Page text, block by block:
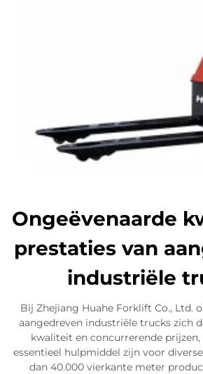
Ongeëvenaarde
prestaties van
industriële
Bij Zhejiang Huahe Forklift Co., Ltd.
aangedreven industriële trucks zich
kwaliteit en concurrerende prijzen,
essentieel hulpmiddel zijn voor
dan 40.000 vierkante meter